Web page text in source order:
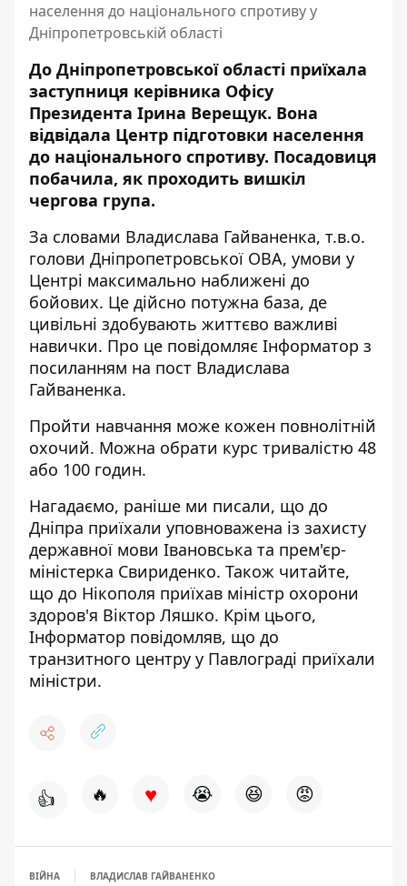
населення до національного спротиву у
Дніпропетровській області
До Дніпропетровської області приїхала
заступниця керівника Офісу
Президента Ірина Верещук. Вона
відвідала Центр підготовки населення
до національного спротиву. Посадовиця
побачила, як проходить вишкіл
чергова група.
За словами Владислава Гайваненка, т.в.о.
голови Дніпропетровської ОВА, умови у
Центрі максимально наближені до
бойових. Це дійсно потужна база, де
цивільні здобувають життєво важливі
навички. Про це повідомляє Інформатор з
посиланням на пост Владислава
Гайваненка.
Пройти навчання може кожен повнолітній
охочий. Можна обрати курс тривалістю 48
або 100 годин.
Нагадаємо, раніше ми писали, що до
Дніпра приїхали уповноважена із захисту
державної мови Івановська та прем'єр-
міністерка Свириденко. Також читайте,
що до Нікополя приїхав міністр охорони
здоров'я Віктор Ляшко. Крім цього,
Інформатор повідомляв, що до
транзитного центру у Павлограді приїхали
міністри.
👍 🔥 ♥ 😭 😆 😡
ВІЙНА ВЛАДИСЛАВ ГАЙВАНЕНКО